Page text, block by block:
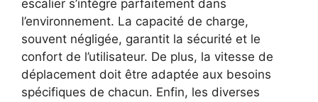
escalier s’intègre parfaitement dans
l’environnement. La capacité de charge,
souvent négligée, garantit la sécurité et le
confort de l’utilisateur. De plus, la vitesse de
déplacement doit être adaptée aux besoins
spécifiques de chacun. Enfin, les diverses